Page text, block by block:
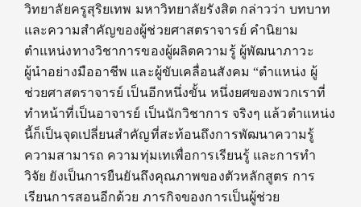
วิทยาลัยครูสุริยเทพ มหาวิทยาลัยรังสิต กล่าวว่า บทบาท
และความสำคัญของผู้ช่วยศาสตราจารย์ คำนิยาม
ตำแหน่งทางวิชาการของผู้ผลิตความรู้ ผู้พัฒนาภาวะ
ผู้นำอย่างมืออาชีพ และผู้ขับเคลื่อนสังคม “ตำแหน่ง ผู้
ช่วยศาสตราจารย์ เป็นอีกหนึ่งขั้น หนึ่งยศของพวกเราที่
ทำหน้าที่เป็นอาจารย์ เป็นนักวิชาการ จริงๆ แล้วตำแหน่ง
นี้ก็เป็นจุดเปลี่ยนสำคัญที่สะท้อนถึงการพัฒนาความรู้
ความสามารถ ความทุ่มเทเพื่อการเรียนรู้ และการทำ
วิจัย ยังเป็นการยืนยันถึงคุณภาพของตัวหลักสูตร การ
เรียนการสอนอีกด้วย ภารกิจของการเป็นผู้ช่วย